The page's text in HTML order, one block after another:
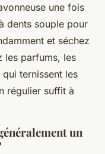
une fois
dents souple pour
et séchez
les parfums, les
ternissent les
régulier suffit à
un